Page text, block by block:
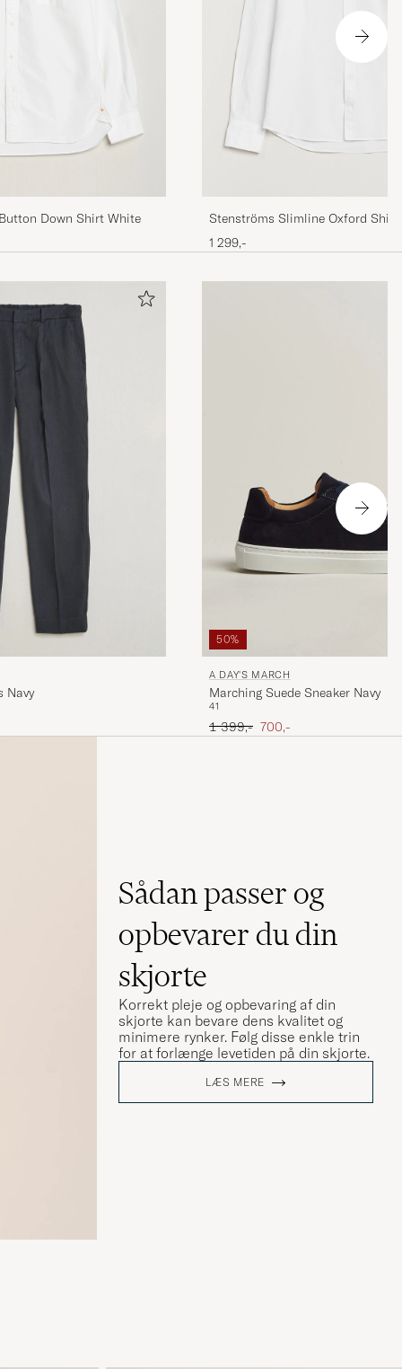
Down Shirt White
Stenströms Slimline Oxford Shirt
1 299,-
Navy
50%
A DAY'S MARCH
Marching Suede Sneaker Navy
41
Ordinary pris
1 399,- Nedsat pris
700,-
Sådan passer og
opbevarer du din
skjorte
Korrekt pleje og opbevaring af din
skjorte kan bevare dens kvalitet og
minimere rynker. Følg disse enkle trin
for at forlænge levetiden på din skjorte.
LÆS MERE